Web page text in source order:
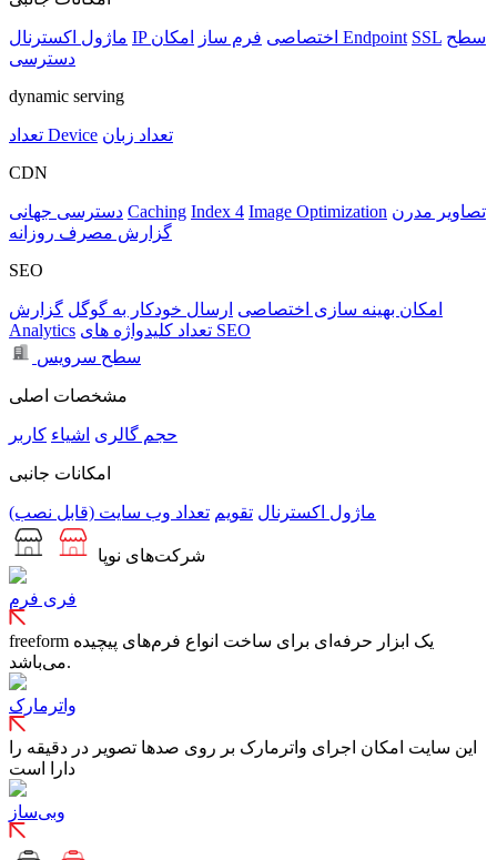
ماژول اکسترنال IP اختصاصی فرم ساز امکان Endpoint SSL سطح
دسترسی
dynamic serving
تعداد Device تعداد زبان
CDN
دسترسی جهانی Caching Index 4 Image Optimization تصاویر مدرن
گزارش مصرف روزانه
SEO
امکان بهینه سازی اختصاصی ارسال خودکار به گوگل گزارش
Analytics
تعداد کلیدواژه های SEO
سطح سرویس
مشخصات اصلی
حجم گالری اشیاء کاربر
امکانات جانبی
ماژول اکسترنال تقویم تعداد وب سایت (قابل نصب)
شرکت‌های نوپا
فری فرم
freeform یک ابزار حرفه‌ای برای ساخت انواع فرم‌های پیچیده
می‌باشد.
واترمارک
این سایت امکان اجرای واترمارک بر روی صدها تصویر در دقیقه را
دارا است
وبی‌ساز